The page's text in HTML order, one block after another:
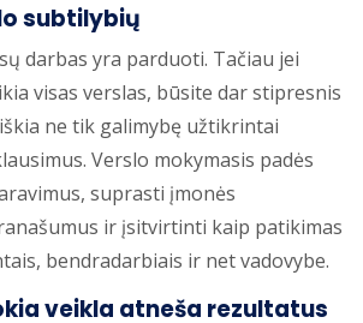
subtilybių
darbas yra parduoti. Tačiau jei
visas verslas, būsite dar stipresnis
ne tik galimybę užtikrintai
Verslo mokymasis padės
suprasti įmonės
ir įsitvirtinti kaip patikimas
bendradarbiais ir net vadovybe.
veikla atneša rezultatus